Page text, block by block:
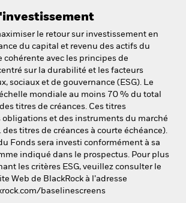
le retour sur investissement en
du capital et revenu des actifs du
cohérente avec les principes de
sur la durabilité et les facteurs
sociaux et de gouvernance (ESG). Le
mondiale au moins 70 % du total
titres de créances. Ces titres
et des instruments du marché
titres de créances à courte échéance).
Fonds sera investi conformément à sa
indiqué dans le prospectus. Pour plus
les critères ESG, veuillez consulter le
Web de BlackRock à l’adresse
baselinescreens